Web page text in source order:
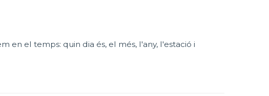
en el temps: quin dia és, el més, l'any, l'estació i